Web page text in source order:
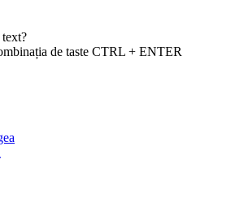
de taste CTRL + ENTER